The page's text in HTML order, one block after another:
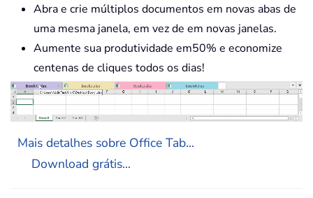
Abra e crie múltiplos documentos em novas abas de
uma mesma janela, em vez de em novas janelas.
Aumente sua produtividade em50% e economize
centenas de cliques todos os dias!
Mais detalhes sobre Office Tab...
Download grátis...